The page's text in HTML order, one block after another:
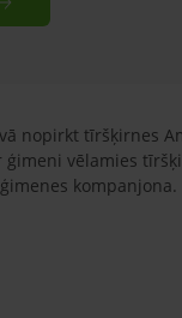
nopirkt tīršķirnes
ģimeni vēlamies
kompanjona.